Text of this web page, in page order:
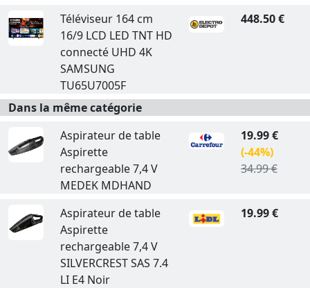
Téléviseur 164 cm
16/9 LCD LED TNT HD
connecté UHD 4K
SAMSUNG
TU65U7005F
448.50 €
Dans la même catégorie
Aspirateur de table
Aspirette
rechargeable 7,4 V
MEDEK MDHAND
19.99 €
(-44%)
34.99 €
Aspirateur de table
Aspirette
rechargeable 7,4 V
SILVERCREST SAS 7.4
LI E4 Noir
19.99 €